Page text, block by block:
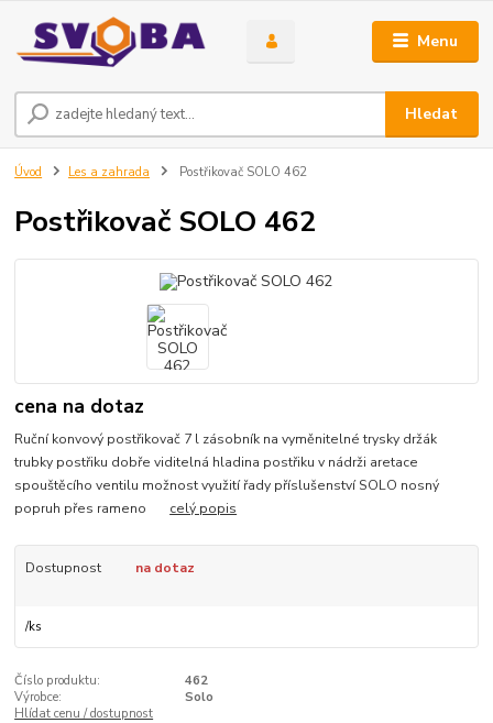
Menu
Hledat
Úvod Les a zahrada Postřikovač SOLO 462
Postřikovač SOLO 462
cena na dotaz
Ruční konvový postřikovač 7 l zásobník na vyměnitelné trysky držák
trubky postřiku dobře viditelná hladina postřiku v nádrži aretace
spouštěcího ventilu možnost využití řady příslušenství SOLO nosný
popruh přes rameno celý popis
Dostupnost na dotaz
/ks
Číslo produktu:
462
Výrobce:
Solo
Hlídat cenu / dostupnost